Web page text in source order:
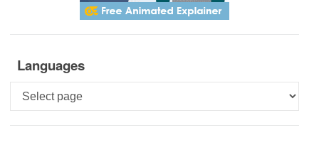
Languages
Languages